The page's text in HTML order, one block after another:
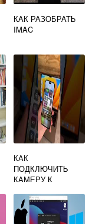
КАК РАЗОБРАТЬ
IMAC
КАК
ПОДКЛЮЧИТЬ
КАМЕРУ К